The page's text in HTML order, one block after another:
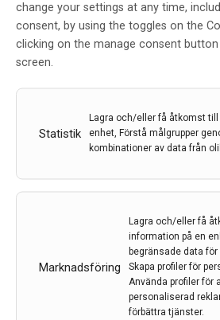
change your settings at any time,
consent, by using the toggles on the
clicking on the manage consent
screen.
Statistik
Lagra och/eller få åtkomst
enhet, Förstå målgrupper
kombinationer av data från
Marknadsföring
Lagra och/eller få
information på en
begränsade data
Skapa profiler för
Använda profiler för
personaliserad
förbättra tjänster.
Nyheter avseende
behandling vid MG
diagnostik Mg Myasthenia
Klinisk Neurofysiologi vid Uppsala
sammanfattning av det senaste
gäller diagnostik och behanding.